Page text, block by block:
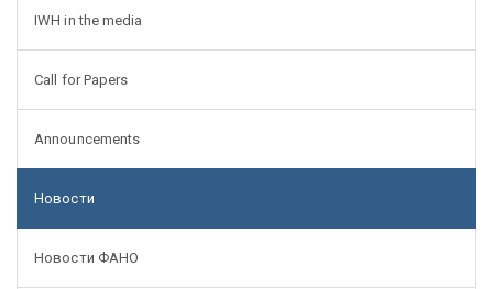
IWH in the media
Call for Papers
Announcements
Новости
Новости ФАНО